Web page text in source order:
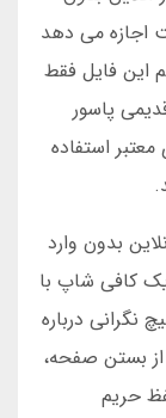
اجازه می دهد
این فایل فقط
پاسور
استفاده
بدون وارد
کافی شاپ با
نگرانی درباره
10 دقیقه پس از بستن صفحه،
حریم